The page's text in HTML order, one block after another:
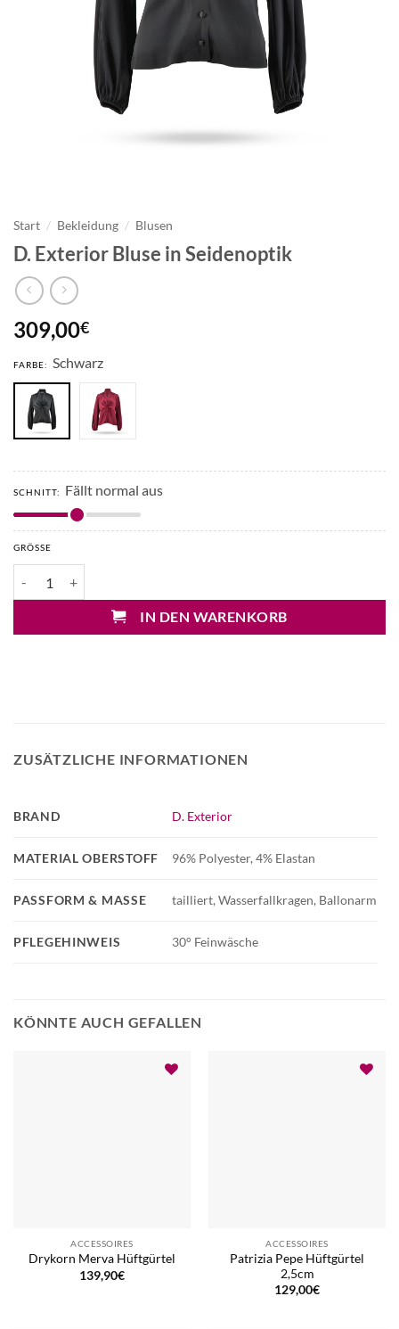
Start / Bekleidung / Blusen
D. Exterior Bluse in Seidenoptik
309,00€
FARBE: Schwarz
SCHNITT: Fällt normal aus
GRÖSSE
IN DEN WARENKORB
ZUSÄTZLICHE INFORMATIONEN
PFLEGEHINWEIS 30° Feinwäsche
BRAND D. Exterior
MATERIAL OBERSTOFF 96% Polyester, 4% Elastan
PASSFORM & MASSE tailliert, Wasserfallkragen, Ballonarm
KÖNNTE AUCH GEFALLEN
ACCESSOIRES
Drykorn Merva Hüftgürtel
139,90€
ACCESSOIRES
Patrizia Pepe Hüftgürtel
2,5cm
129,00€